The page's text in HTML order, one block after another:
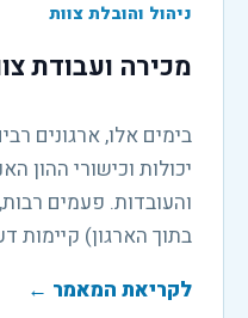
ניהול והובלת צוות
מכירה ועבודת
בימים אלו, ארגונים
יכולות וכישורי ההון
והעובדות. פעמים
בתוך הארגון) קיימות
לקריאת המאמר ←